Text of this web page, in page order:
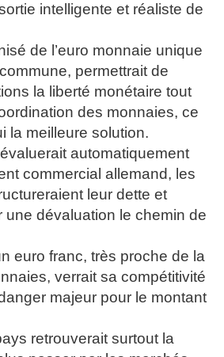
intelligente et réaliste de
de l’euro monnaie unique
permettrait de
la liberté monétaire tout
des monnaies, ce
la meilleure solution.
automatiquement
commercial allemand, les
leur dette et
une dévaluation le chemin de
euro franc, très proche de la
verrait sa compétitivité
majeur pour le montant
retrouverait surtout la